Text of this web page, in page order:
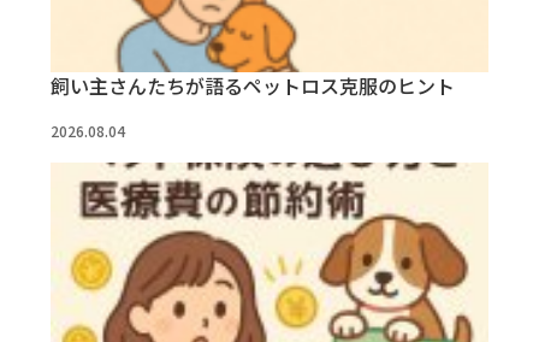
飼い主さんたちが語るペットロス克服のヒント
2026.08.04